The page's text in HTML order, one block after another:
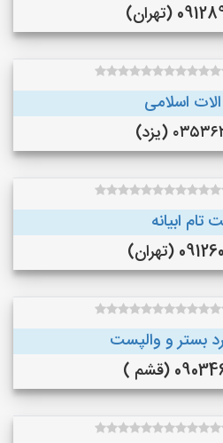
(تهران)
اسلامی
(یزد)
تام ابیانه
(تهران)
بستر و والپست
(قشم )